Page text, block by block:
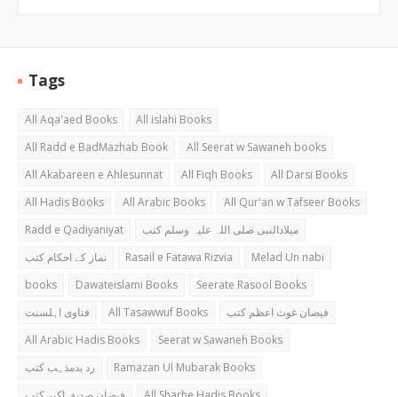
Tags
All Aqa'aed Books
All islahi Books
All Radd e BadMazhab Book
All Seerat w Sawaneh books
All Akabareen e Ahlesunnat
All Fiqh Books
All Darsi Books
All Hadis Books
All Arabic Books
All Qur'an w Tafseer Books
Radd e Qadiyaniyat
میلادالنبی صلی اللہ علیہ وسلم کتب
نماز کے احکام کتب
Rasail e Fatawa Rizvia
Melad Un nabi
books
Dawateislami Books
Seerate Rasool Books
فتاوی اہلسنت
All Tasawwuf Books
فیضان غوث اعظم کتب
All Arabic Hadis Books
Seerat w Sawaneh Books
رد بدمذہب کتب
Ramazan Ul Mubarak Books